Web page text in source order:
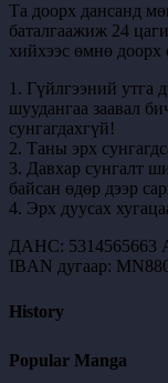
Та доорх дансанд
баталгаажиж 24
хийхээс өмнө
1. Гүйлгээний утга
шуудангаа заавал
сунгагдахгүй!
2. Таны эрх
3. Давхар сунгалт
байсан өдөр дээр
4. Эрх дуусах
ДАНС: 5314565663
IBAN дугаар:
History
Popular Manga